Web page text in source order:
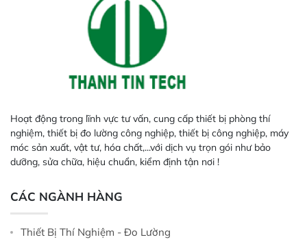
Hoạt động trong lĩnh vực tư vấn, cung cấp thiết bị phòng thí
nghiệm, thiết bị đo lường công nghiệp, thiết bị công nghiệp, máy
móc sản xuất, vật tư, hóa chất,...với dịch vụ trọn gói như bảo
dưỡng, sửa chữa, hiệu chuẩn, kiểm định tận nơi !
CÁC NGÀNH HÀNG
Thiết Bị Thí Nghiệm - Đo Lường